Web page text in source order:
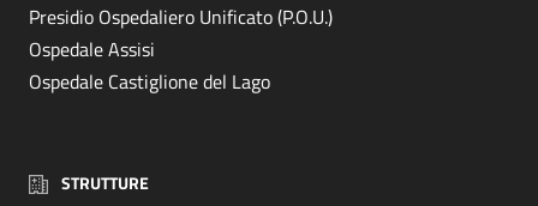
Presidio Ospedaliero Unificato (P.O.U.)
Ospedale Assisi
Ospedale Castiglione del Lago
STRUTTURE